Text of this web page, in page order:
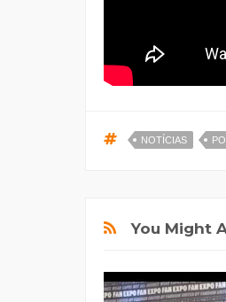
NOTÍCIAS
You Might